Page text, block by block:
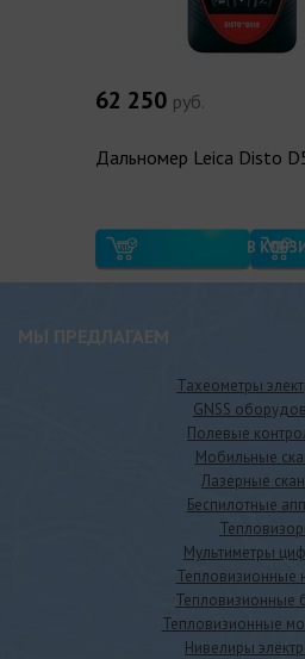
62 250 руб.
Дальномер Leica Disto
В
МЫ ПРЕДЛАГАЕМ
Тахеометры
GNSS
Полевые
Мобильные
Лазерные
Беспилотные
Мультиметры
Тепловизионные
Тепловизионные
Тепловизионные
Нивелиры